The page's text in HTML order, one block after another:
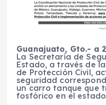
Guanajuato, Gto.- a
La Secretaría de
Estado, a través de
de Protección Civil,
seguridad
un carro tanque que
fosfórico en el